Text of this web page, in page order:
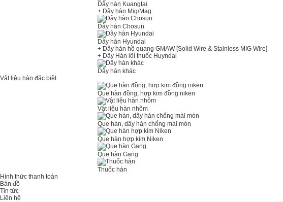
Dây hàn Kuangtai
+ Dây hàn Mig/Mag
Dây hàn Chosun
Dây hàn Hyundai
+ Dây hàn hồ quang GMAW [Solid Wire & Stainless MIG Wire]
+ Dây Hàn lõi thuốc Huyndai
Dây hàn khác
Vật liệu hàn đặc biệt
Que hàn đồng, hợp kim đồng niken
Vật liệu hàn nhôm
Que hàn, dây hàn chống mài mòn
Que hàn hợp kim Niken
Que hàn Gang
Thuốc hàn
Hình thức thanh toán
Bản đồ
Tin tức
Liên hệ